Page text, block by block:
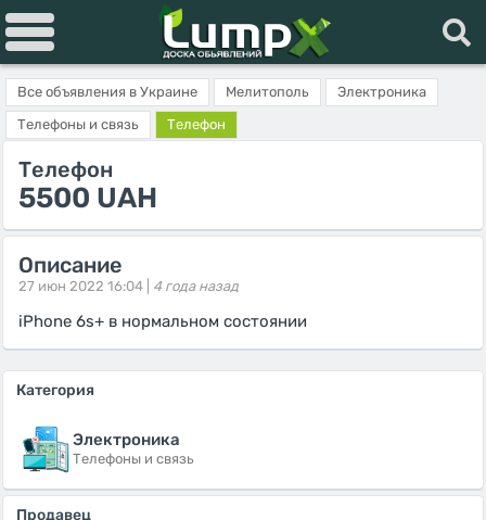
Все объявления в Украине Мелитополь
Электроника
Телефоны и связь
Телефон
Телефон
5500 UAH
Описание
27 июн 2022 16:04 | 4 года назад
iPhone 6s+ в нормальном состоянии
Категория
Электроника
Телефоны и связь
Продавец